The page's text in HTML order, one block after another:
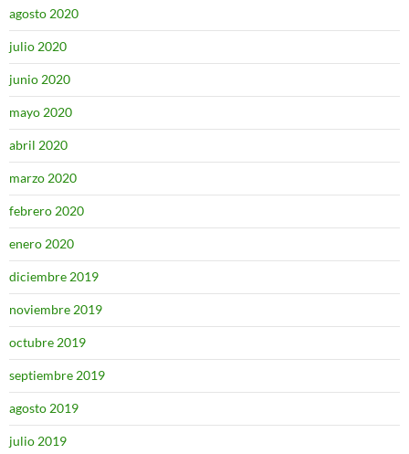
agosto 2020
julio 2020
junio 2020
mayo 2020
abril 2020
marzo 2020
febrero 2020
enero 2020
diciembre 2019
noviembre 2019
octubre 2019
septiembre 2019
agosto 2019
julio 2019